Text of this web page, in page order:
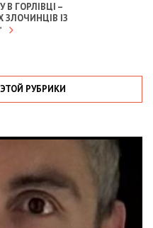
ГОРЛІВЦІ –
ІЗ
РУБРИКИ